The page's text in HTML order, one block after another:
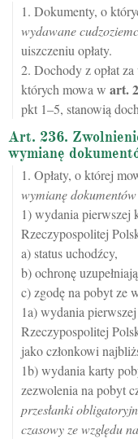
1. Dokumenty, o
wydawane
uiszczeniu opłaty.
2. Dochody z opłat
których mowa w art.
pkt 1–5, stanowią
Art. 236.
wymianę
1. Opłaty, o której
wymianę dokumentów
1) wydania pierwszej
Rzeczypospolitej
a) status uchodźcy,
b) ochronę
c) zgodę na pobyt ze
1a) wydania
Rzeczypospolitej
jako członkowi
1b) wydania karty
zezwolenia na pobyt
przesłanki
czasowy ze względu